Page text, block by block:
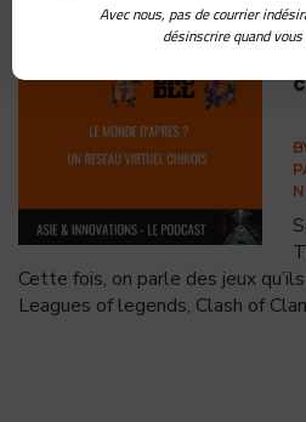
Cette fois, on parle des jeux
Leagues of legends, Clash of
Avec nous, pas de courrier
désinscrire quand